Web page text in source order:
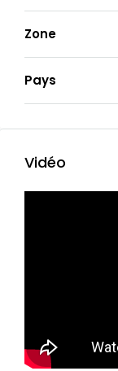
Zone
Pays
Vidéo